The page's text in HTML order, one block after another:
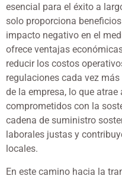
esencial para el éxito a
solo proporciona
impacto negativo en el
ofrece ventajas
reducir los costos
regulaciones cada vez
de la empresa, lo que
comprometidos con la
cadena de suministro
laborales justas y
locales.
En este camino hacia la